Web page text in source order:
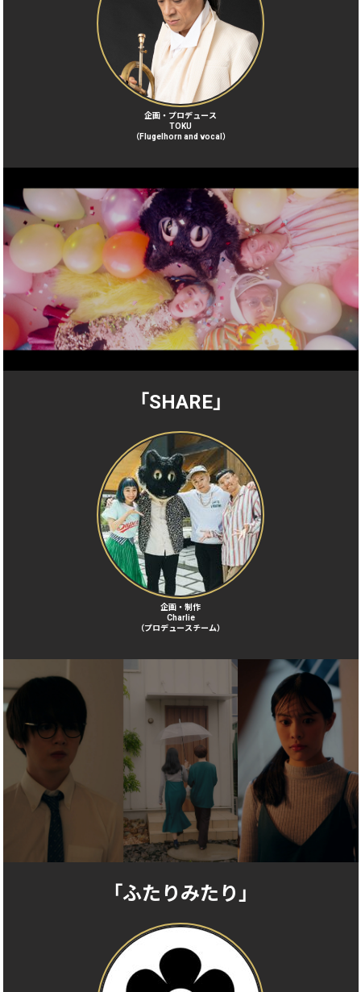
企画・プロデュース
TOKU
（Flugelhorn and vocal）
「SHARE」
企画・制作
Charlie
（プロデュースチーム）
「ふたりみたり」